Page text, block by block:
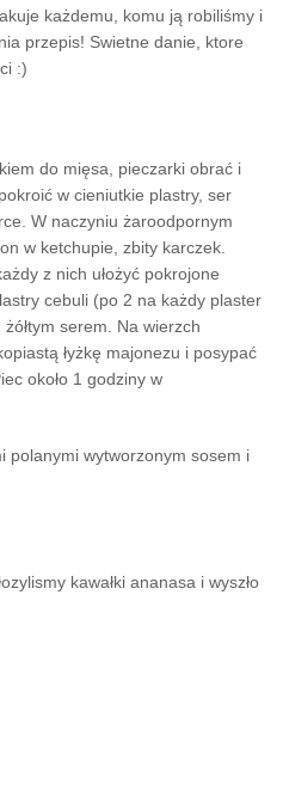
każdemu, komu ją robiliśmy i
przepis! Swietne danie, ktore
:)
do mięsa, pieczarki obrać i
w cieniutkie plastry, ser
W naczyniu żaroodpornym
w ketchupie, zbity karczek.
z nich ułożyć pokrojone
cebuli (po 2 na każdy plaster
serem. Na wierzch
łyżkę majonezu i posypać
około 1 godziny w
polanymi wytworzonym sosem i
kawałki ananasa i wyszło